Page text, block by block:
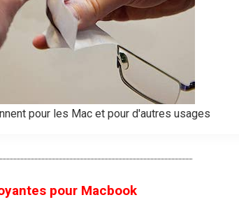
pour les Mac et pour d'autres usages
pour Macbook